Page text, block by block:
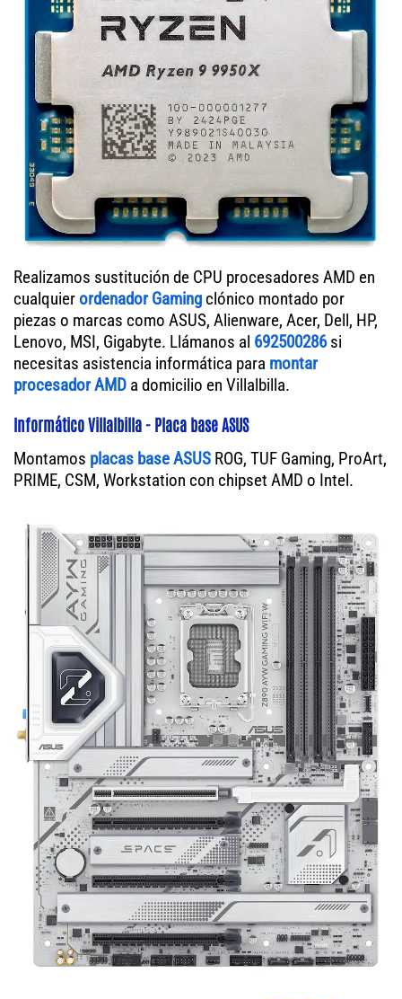
Realizamos sustitución de CPU procesadores AMD en
cualquierordenador Gaming clónico montado por
piezas o marcas como ASUS, Alienware, Acer, Dell, HP,
Lenovo, MSI, Gigabyte. Llámanos al 692500286si
necesitas asistencia informática para montar
procesador AMD a domicilio en Villalbilla.
Informático Villalbilla - Placa base ASUS
Montamos placas base ASUS ROG, TUF Gaming, ProArt,
PRIME, CSM, Workstation con chipset AMD o Intel.